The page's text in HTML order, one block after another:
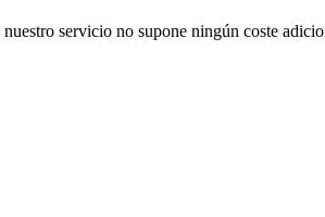
servicio no supone ningún coste